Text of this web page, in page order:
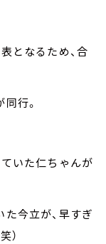
となるため、合
行。
いた仁ちゃんが
今立が、早すぎ
）